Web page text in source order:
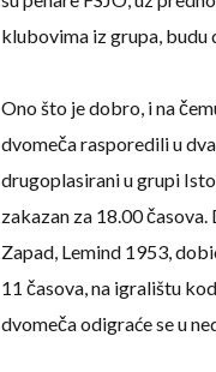
klubovima iz grupa, budu
Ono što je dobro, i na
dvomeča rasporedili u
drugoplasirani u grupi
zakazan za 18.00
Zapad, Lemind 1953,
11 časova, na igralištu
dvomeča odigraće se u